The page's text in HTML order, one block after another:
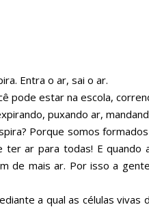
Entra o ar, sai o ar.
pode estar na escola,
puxando ar,
Porque somos
ter ar para todas! E
de mais ar. Por isso a
a qual as células